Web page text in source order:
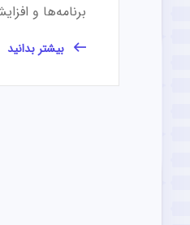
برنامه‌ها و
بیشتر بدانید